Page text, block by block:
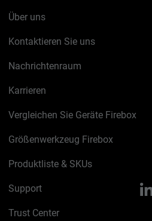
Über uns
Kontaktieren Sie uns
Nachrichtenraum
Karrieren
Vergleichen Sie Geräte Firebox
Größenwerkzeug Firebox
Produktliste & SKUs
Support
Trust Center